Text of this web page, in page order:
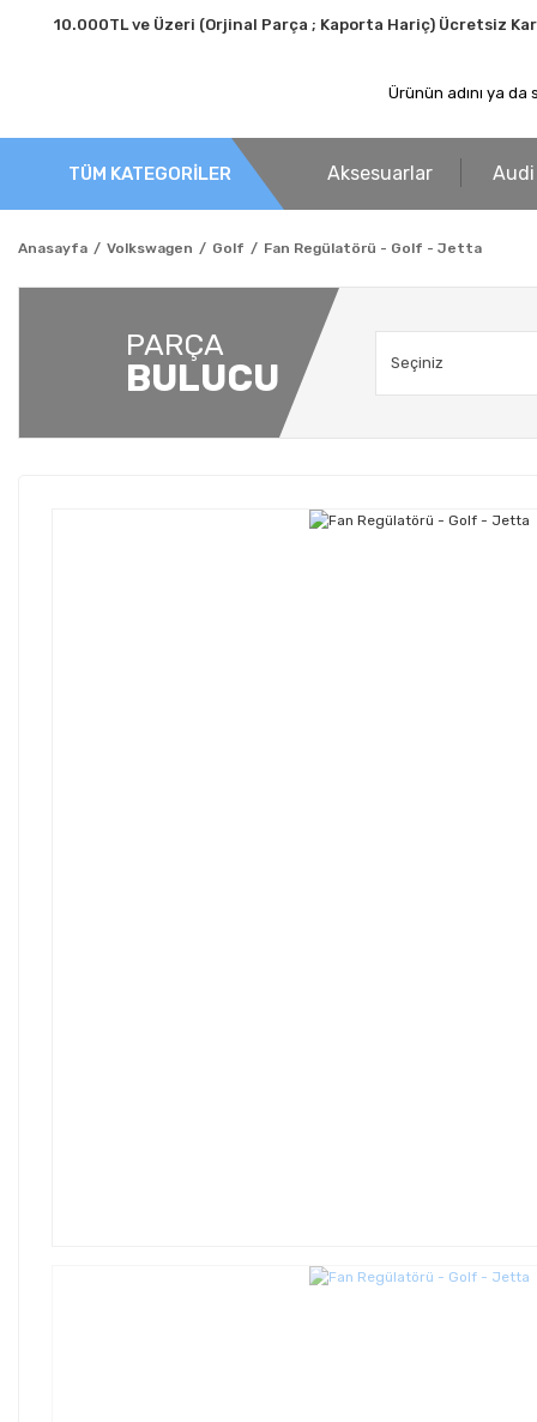
10.000TL ve Üzeri (Orjinal Parça ; Kaporta Hariç) Ücretsiz
TÜM KATEGORİLER Aksesuarlar Audi
Anasayfa Volkswagen Golf Fan Regülatörü - Golf - Jetta
PARÇA
BULUCU